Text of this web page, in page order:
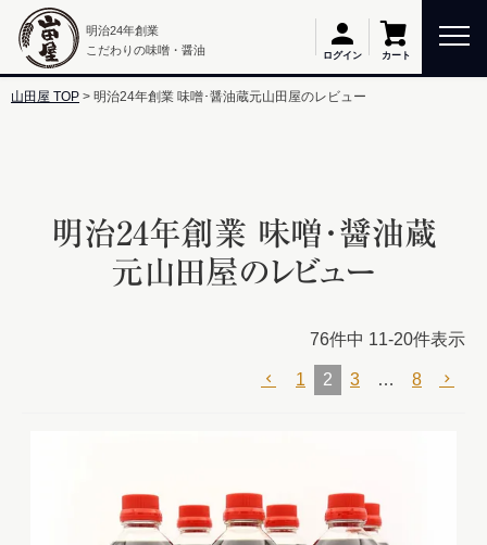
明治24年創業
こだわりの味噌・醤油
ログイン カート
山田屋 TOP 明治24年創業 味噌･醤油蔵元山田屋のレビュー
明治24年創業 味噌･醤油蔵
元山田屋のレビュー
76件中 11-20件表示
1 2 3 … 8